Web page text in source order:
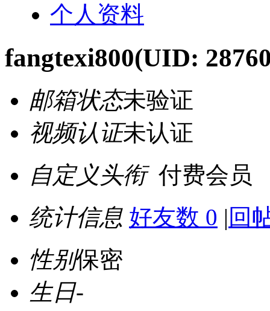
个人资料
fangtexi800(UID:
邮箱状态未验证
视频认证未认证
自定义头衔 付费会员
统计信息 好友数 0 | 回
性别保密
生日-